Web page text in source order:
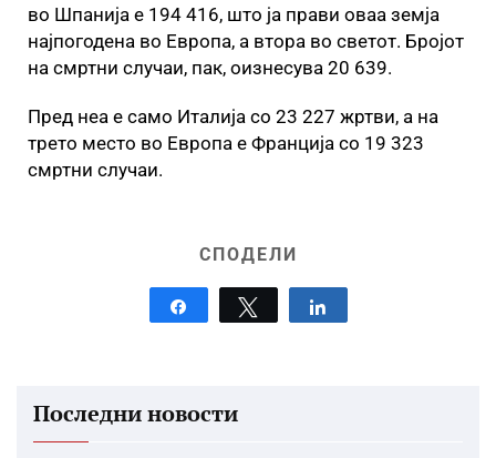
во Шпанија е 194 416, што ја прави оваа земја
најпогодена во Европа, а втора во светот. Бројот
на смртни случаи, пак, оизнесува 20 639.
Пред неа е само Италија со 23 227 жртви, а на
трето место во Европа е Франција со 19 323
смртни случаи.
СПОДЕЛИ
Tweet
Последни новости